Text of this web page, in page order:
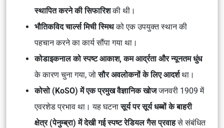
स्थापित करने की सिफारिशकी थी।
भौतिकविद चार्ल्स मिची स्मिथको एक उपयुक्त स्थान की
पहचान करने का कार्य सौंपा गया था।
कोडाइकनाल को स्पष्ट आकाश, कम आर्द्रता और न्यूनतम धुंध
के कारण चुना गया, जोसौर अवलोकनों के लिए आदर्शथा।
कोसो (KoSO) में एक प्रमुख वैज्ञानिक खोज जनवरी 1909 में
एवरशेड प्रभाव था। यह घटनासूर्य पर सूर्य धब्बों के बाहरी
क्षेत्र (पेनुम्ब्रा) में देखी गई स्पष्ट रेडियल गैस प्रवाहसे संबंधित